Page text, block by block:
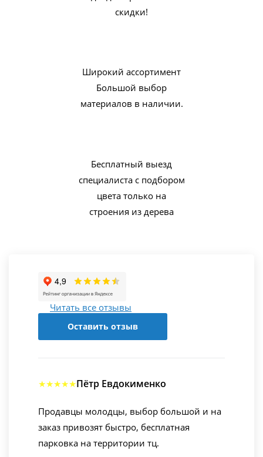
скидки!
Широкий ассортимент
Большой выбор
материалов в наличии.
Бесплатный выезд
специалиста с подбором
цвета только на
строения из дерева
Читать все отзывы
Оставить отзыв
★★★★★Пётр Евдокименко
Продавцы молодцы, выбор большой и на
заказ привозят быстро, бесплатная
парковка на территории тц.